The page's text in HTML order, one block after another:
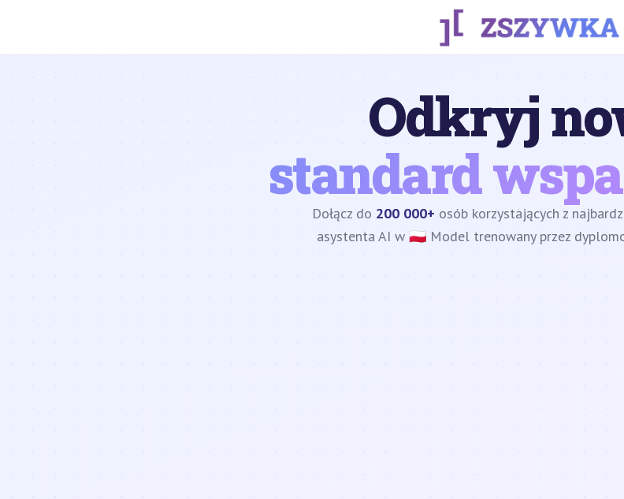
Odkryj
standard
Dołącz do 200 000+ osób korzystających z
asystenta AI w 🇵🇱 Model trenowany przez